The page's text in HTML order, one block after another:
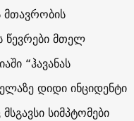
მთავრობის
წევრები მთელ
“ჰავანას
დიდი ინციდენტი
სიმპტომები